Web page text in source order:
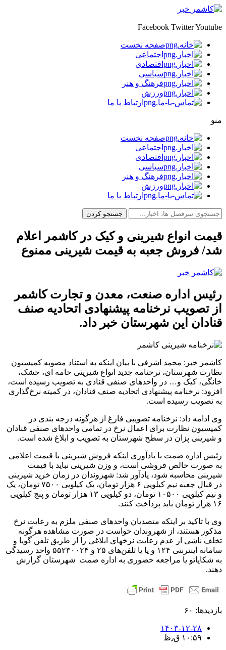
Facebook TwitterYoutube
صفحه نخست
اجتماعی
اقتصادی
سیاسی
فرهنگ و هنر
ورزش
ارتباط با ما
منو
صفحه نخست
اجتماعی
اقتصادی
سیاسی
فرهنگ و هنر
ورزش
ارتباط با ما
قیمت انواع شیرینی و کیک در کاشمر اعلام
شد/ فروش جعبه به قیمت شیرینی ممنوع
رئیس اداره صنعت، معدن و تجارت کاشمر
از تصویب نرخنامه پیشنهادی اتحادیه صنف
قنادان این شهرستان خبر داد.
کاشمر خبر: محمد اشرفی با بیان اینکه به استناد مصوبه کمیسیون
نظارت شهرستان، نرخنامه جدید انواع شیرینی خامه ای، خشک،
خانگی، کیک و… در واحدهای صنفی قنادی به تصویب رسیده است،
افزود: نرخنامه پیشنهادی اتحادیه صنف قنادان، در کمیته نرخ‌گذاری
به تصویب رسیده است.
وی ادامه داد: نرخنامه تصویبی فارغ از هرگونه درجه بندی در
کمیسیون نظارت برای اعمال نرخ در تمامی واحدهای صنفی قنادان
و شیرینی پزان در سطح شهرستان به تصویب و ابلاغ شده است.
رئیس اداره صمت با یادآوری اینکه فروش شیرینی با قیمت اعلامی
به صورت خالص فروشی است، و وزن شیرینی نباید با قیمت
شیرینی محاسبه شود، یادآور شد: شهروندان در زمان خرید شیرینی
در قبال جعبه نیم کیلویی ۶ هزار تومان، یک کیلویی ۷۵۰۰ تومان، یک
و نیم کیلویی ۱۰۵۰۰ تومان، دو کیلویی ۱۳ هزار تومان و پنج کیلویی
۱۶ هزار تومان باید پرداخت کنند.
وی با تاکید بر اینکه متصدیان واحدهای صنفی ملزم به رعایت نرخ
مذکور هستند، از شهروندان خواست در صورت مشاهده هرگونه
تخلف ناشی از عدم رعایت نرخهای ابلاغی را از طریق تلفن گویا و
سامانه اینترنتی ۱۲۴ و یا یا تلفن‌های ۲۵ و ۵۵۲۳۰۰۲۴ واحد رسیدگی
به شکایاتو یا مراجعه حضوری به اداره صمت شهرستان گزارش
دهند.
بازدیدها: ۶۰
۱۴۰۳-۱۲-۲۸
۱۰:۵۹ ق٫ظ